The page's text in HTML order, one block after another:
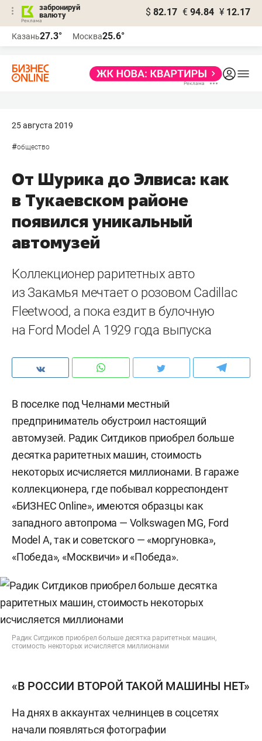
забронируй
валюту
$ 82.17 € 94.84 ¥ 12.17
Казань27.3° Москва25.6°
25 августа 2019
#общество
От Шурика до Элвиса: как
в Тукаевском районе
появился уникальный
автомузей
Коллекционер раритетных авто
из Закамья мечтает о розовом Cadillac
Fleetwood, а пока ездит в булочную
на Ford Model A 1929 года выпуска
В поселке под Челнами местный
предприниматель обустроил настоящий
автомузей. Радик Ситдиков приобрел больше
десятка раритетных машин, стоимость
некоторых исчисляется миллионами. В гараже
коллекционера, где побывал корреспондент
«БИЗНЕС Online», имеются образцы как
западного автопрома — Volkswagen MG, Ford
Model A, так и советского — «моргуновка»,
«Победа», «Москвичи» и «Победа».
Радик Ситдиков приобрел больше десятка раритетных машин,
стоимость некоторых исчисляется миллионами
«В РОССИИ ВТОРОЙ ТАКОЙ МАШИНЫ НЕТ»
На днях в аккаунтах челнинцев в соцсетях
начали появляться фотографии